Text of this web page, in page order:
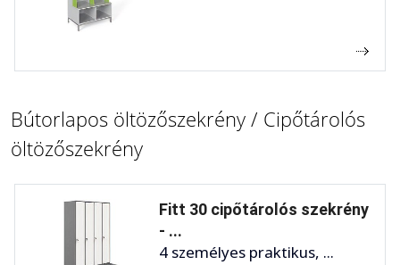
Bútorlapos öltözőszekrény / Cipőtárolós
öltözőszekrény
Fitt 30 cipőtárolós szekrény
- ...
4 személyes praktikus, ...